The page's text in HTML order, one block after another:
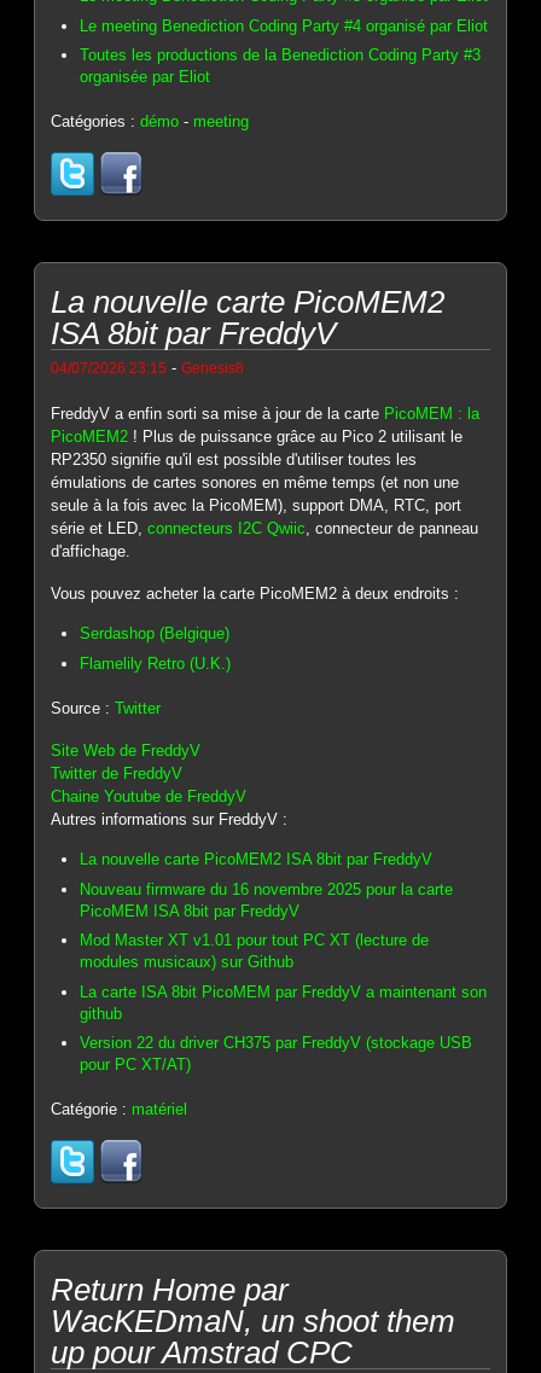
Le meeting Benediction Coding Party #4 organisé par Eliot
Toutes les productions de la Benediction Coding Party #3
organisée par Eliot
Catégories :démo - meeting
La nouvelle carte PicoMEM2
ISA 8bit par FreddyV
04/07/2026 23:15 -Genesis8
FreddyV a enfin sorti sa mise à jour de la carte PicoMEM : la
PicoMEM2 ! Plus de puissance grâce au Pico 2 utilisant le
RP2350 signifie qu'il est possible d'utiliser toutes les
émulations de cartes sonores en même temps (et non une
seule à la fois avec la PicoMEM), support DMA, RTC, port
série et LED,connecteurs I2C Qwiic, connecteur de panneau
d'affichage.
Vous pouvez acheter la carte PicoMEM2 à deux endroits :
Serdashop (Belgique)
Flamelily Retro (U.K.)
Source :Twitter
Site Web de FreddyV
Twitter de FreddyV
Chaine Youtube de FreddyV
Autres informations sur FreddyV :
La nouvelle carte PicoMEM2 ISA 8bit par FreddyV
Nouveau firmware du 16 novembre 2025 pour la carte
PicoMEM ISA 8bit par FreddyV
Mod Master XT v1.01 pour tout PC XT (lecture de
modules musicaux) sur Github
La carte ISA 8bit PicoMEM par FreddyV a maintenant son
github
Version 22 du driver CH375 par FreddyV (stockage USB
pour PC XT/AT)
Catégorie : matériel
Return Home par
WacKEDmaN, un shoot them
up pour Amstrad CPC